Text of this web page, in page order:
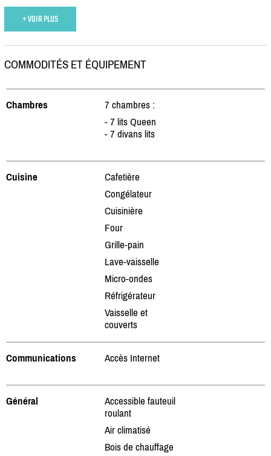
+ VOIR PLUS
COMMODITÉS ET ÉQUIPEMENT
Chambres
7 chambres :
- 7 lits Queen
- 7 divans lits
Cuisine
Cafetière
Congélateur
Cuisinière
Four
Grille-pain
Lave-vaisselle
Micro-ondes
Réfrigérateur
Vaisselle et
couverts
Communications Accès Internet
Général
Accessible fauteuil
roulant
Air climatisé
Bois de chauffage